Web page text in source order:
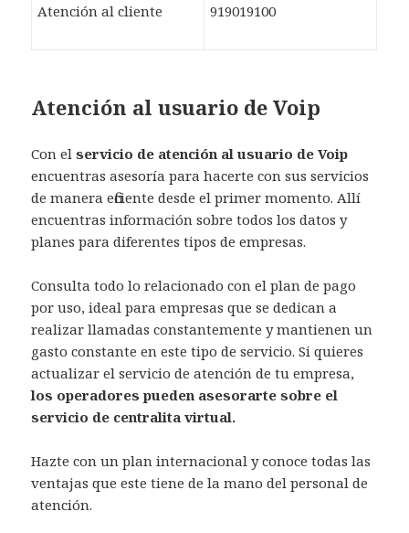
Atención al cliente 919019100
Atención al usuario de Voip
Con elservicio de atención al usuario de Voip
encuentras asesoría para hacerte con sus servicios
de manera eficiente desde el primer momento. Allí
encuentras información sobre todos los datos y
planes para diferentes tipos de empresas.
Consulta todo lo relacionado con el plan de pago
por uso, ideal para empresas que se dedican a
realizar llamadas constantemente y mantienen un
gasto constante en este tipo de servicio. Si quieres
actualizar el servicio de atención de tu empresa,
los operadores pueden asesorarte sobre el
servicio de centralita virtual.
Hazte con un plan internacional y conoce todas las
ventajas que este tiene de la mano del personal de
atención.